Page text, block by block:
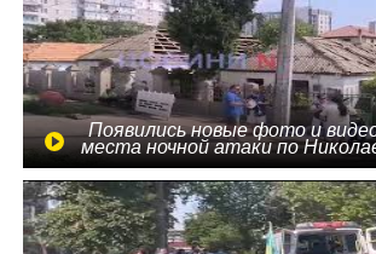
Появились новые фото и
места ночной атаки по